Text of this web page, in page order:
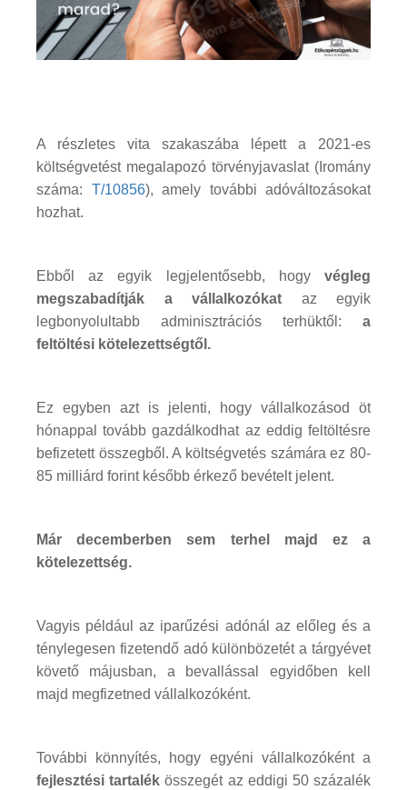
A részletes vita szakaszába lépett a 2021-es
költségvetést megalapozó törvényjavaslat (Iromány
száma: T/10856), amely további adóváltozásokat
hozhat.
Ebből az egyik legjelentősebb, hogy végleg
megszabadítják a vállalkozókat az egyik
legbonyolultabb adminisztrációs terhüktől: a
feltöltési kötelezettségtől.
Ez egyben azt is jelenti, hogy vállalkozásod öt
hónappal tovább gazdálkodhat az eddig feltöltésre
befizetett összegből. A költségvetés számára ez 80-
85 milliárd forint később érkező bevételt jelent.
Már decemberben sem terhel majd ez a
kötelezettség.
Vagyis például az iparűzési adónál az előleg és a
ténylegesen fizetendő adó különbözetét a tárgyévet
követő májusban, a bevallással egyidőben kell
majd megfizetned vállalkozóként.
További könnyítés, hogy egyéni vállalkozóként a
fejlesztési tartalék összegét az eddigi 50 százalék